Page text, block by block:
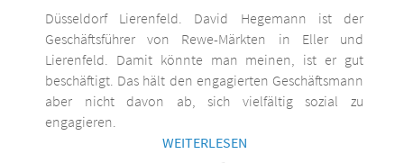
Düsseldorf Lierenfeld. David Hegemann ist der
Geschäftsführer von Rewe-Märkten in Eller und
Lierenfeld. Damit könnte man meinen, ist er gut
beschäftigt. Das hält den engagierten Geschäftsmann
aber nicht davon ab, sich vielfältig sozial zu
engagieren.
WEITERLESEN